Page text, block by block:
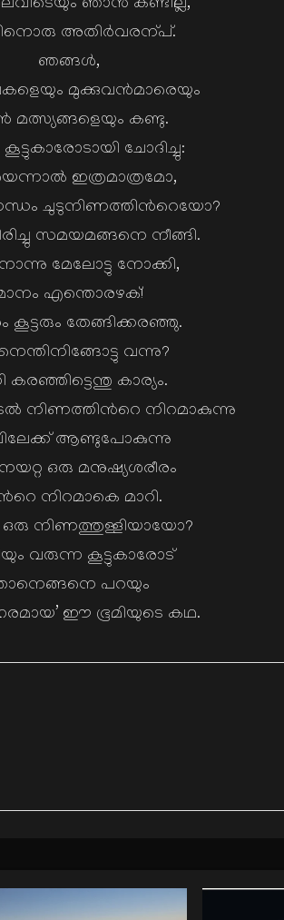
ഞാന്‍ കണ്ടില്ല,
അതിര്‍വരന്പ്.
ഞങ്ങള്‍,
മുക്കുവന്‍മാരെയും
മത്സ്യങ്ങളെയും കണ്ടു.
ചോദിച്ചു:
ഇത്രമാത്രമോ,
ചുടുനിണത്തിന്‍റെയോ?
സമയമങ്ങനെ നീങ്ങി.
മേലോട്ടു നോക്കി,
എന്തൊരഴക്!
കൂട്ടരും തേങ്ങിക്കരഞ്ഞു.
വന്നു?
കരഞ്ഞിട്ടെന്തു കാര്യം.
നിണത്തിന്‍റെ നിറമാകുന്നു
ആണ്ടുപോകുന്നു
ഒരു മനുഷ്യശരീരം
നിറമാകെ മാറി.
നിണത്തുള്ളിയായോ?
വരുന്ന കൂട്ടുകാരോട്
പറയും
ഈ ഭൂമിയുടെ കഥ.